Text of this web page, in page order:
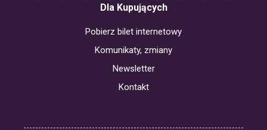
Dla Kupujących
Pobierz bilet internetowy
Komunikaty, zmiany
Newsletter
Kontakt